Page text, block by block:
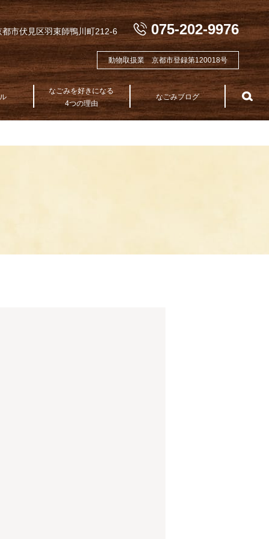
都市伏見区羽束師鴨川町212-6 075-202-9976
動物取扱業 京都市登録第120018号
なごみを好きになる
4つの理由
なごみブログ